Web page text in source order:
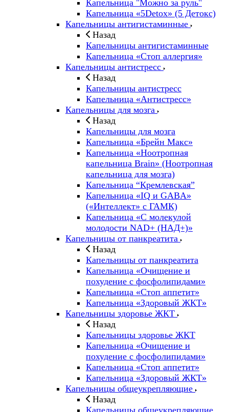
Капельница "Можно за руль"
Капельница «5Detox» (5 Детокс)
Капельницы антигистаминные
Назад
Капельницы антигистаминные
Капельница «Стоп аллергия»
Капельницы антистресс
Назад
Капельницы антистресс
Капельница «Антистресс»
Капельницы для мозга
Назад
Капельницы для мозга
Капельница «Брейн Макс»
Капельница «Ноотропная
капельница Brain» (Ноотропная
капельница для мозга)
Капельница “Кремлевская”
Капельница «IQ и GABA»
(«Интеллект» с ГАМК)
Капельница «С молекулой
молодости NAD+ (НАД+)»
Капельницы от панкреатита
Назад
Капельницы от панкреатита
Капельница «Очищение и
похудение с фосфолипидами»
Капельница «Стоп аппетит»
Капельница «Здоровый ЖКТ»
Капельницы здоровье ЖКТ
Назад
Капельницы здоровье ЖКТ
Капельница «Очищение и
похудение с фосфолипидами»
Капельница «Стоп аппетит»
Капельница «Здоровый ЖКТ»
Капельницы общеукрепляющие
Назад
Капельницы общеукрепляющие